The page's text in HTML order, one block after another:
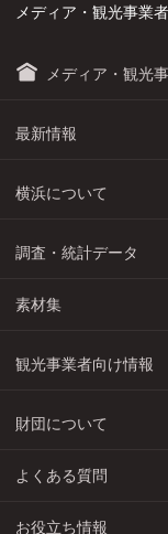
メディア・観光事業者
メディア・観光
最新情報
トピックス
横浜について
横浜の基本情報
横浜へのアクセス
調査・統計データ
素材集
横浜フォトライブ
観光事業者向け情報
横浜が選ばれる理
助成事業・支援メ
モデルコース
財団について
よくある質問
お役立ち情報